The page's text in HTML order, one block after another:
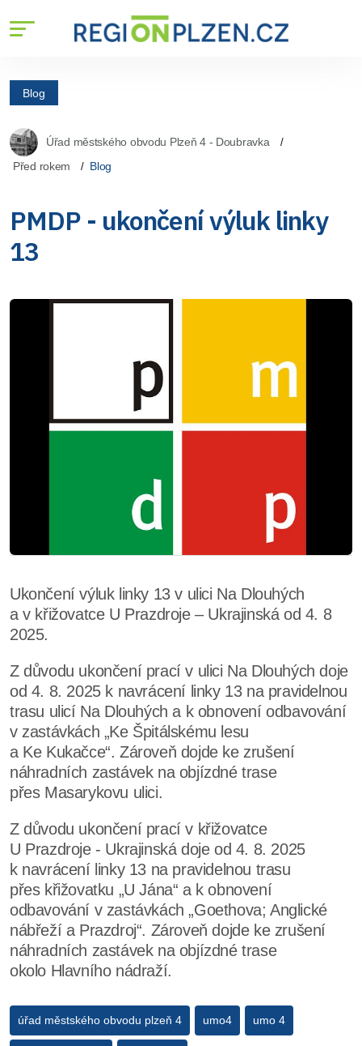
Blog
Úřad městského obvodu Plzeň 4 - Doubravka
Před rokem
Blog
PMDP - ukončení výluk linky
13
Ukončení výluk linky 13 v ulici Na Dlouhých
a v křižovatce U Prazdroje – Ukrajinská od 4. 8
2025.
Z důvodu ukončení prací v ulici Na Dlouhých doje
od 4. 8. 2025 k navrácení linky 13 na pravidelnou
trasu ulicí Na Dlouhých a k obnovení odbavování
v zastávkách „Ke Špitálskému lesu
a Ke Kukačce“. Zároveň dojde ke zrušení
náhradních zastávek na objízdné trase
přes Masarykovu ulici.
Z důvodu ukončení prací v křižovatce
U Prazdroje - Ukrajinská doje od 4. 8. 2025
k navrácení linky 13 na pravidelnou trasu
přes křižovatku „U Jána“ a k obnovení
odbavování v zastávkách „Goethova; Anglické
nábřeží a Prazdroj“. Zároveň dojde ke zrušení
náhradních zastávek na objízdné trase
okolo Hlavního nádraží.
úřad městského obvodu plzeň 4 umo4 umo 4